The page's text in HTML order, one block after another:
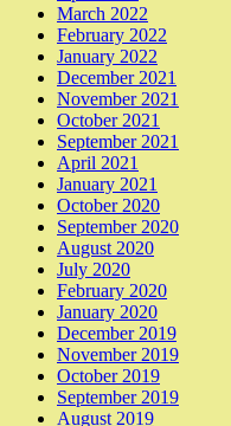
March 2022
February 2022
January 2022
December 2021
November 2021
October 2021
September 2021
April 2021
January 2021
October 2020
September 2020
August 2020
July 2020
February 2020
January 2020
December 2019
November 2019
October 2019
September 2019
August 2019